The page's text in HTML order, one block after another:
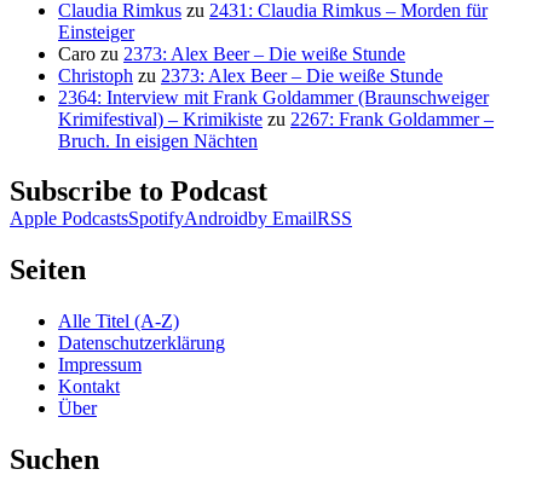
Claudia Rimkus zu 2431: Claudia Rimkus – Morden für
Einsteiger
Caro zu 2373: Alex Beer – Die weiße Stunde
Christoph zu 2373: Alex Beer – Die weiße Stunde
2364: Interview mit Frank Goldammer (Braunschweiger
Krimifestival) – Krimikiste zu 2267: Frank Goldammer –
Bruch. In eisigen Nächten
Subscribe to Podcast
Apple PodcastsSpotifyAndroidby EmailRSS
Seiten
Alle Titel (A-Z)
Datenschutzerklärung
Impressum
Kontakt
Über
Suchen